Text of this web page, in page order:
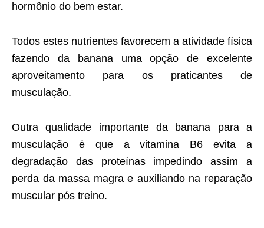
hormônio do bem estar.
Todos estes nutrientes favorecem a atividade física
fazendo da banana uma opção de excelente
aproveitamento para os praticantes de
musculação.
Outra qualidade importante da banana para a
musculação é que a vitamina B6 evita a
degradação das proteínas impedindo assim a
perda da massa magra e auxiliando na reparação
muscular pós treino.